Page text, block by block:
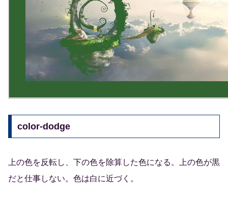
color-dodge
上の色を反転し、下の色を除算した色になる。上の色が黒
だと仕事しない。色は白に近づく。